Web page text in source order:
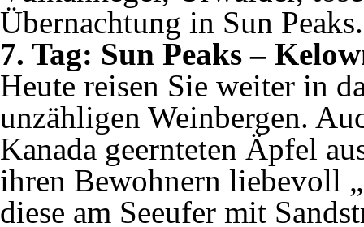
Übernachtung in Sun Peaks.
7. Tag: Sun Peaks –
Heute reisen Sie weiter in
unzähligen Weinbergen.
Kanada geernteten Äpfel
ihren Bewohnern liebevoll
diese am Seeufer mit